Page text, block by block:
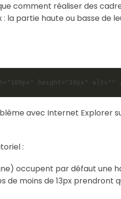
comment réaliser des
la partie haute ou basse de
avec Internet Explorer
:
occupent par défaut une
de moins de 13px prendront